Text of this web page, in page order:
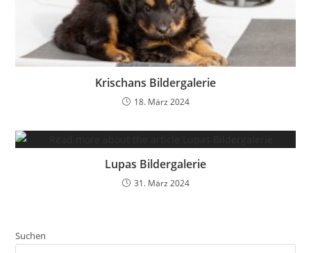
Krischans Bildergalerie
18. März 2024
Lupas Bildergalerie
31. März 2024
Suchen